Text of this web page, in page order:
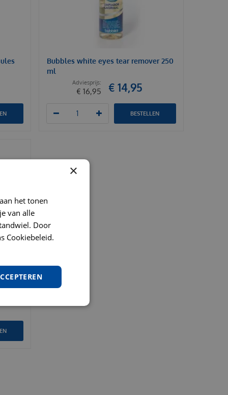
Bubbles white eyes tear remover 250
ml
€ 16,95 € 14,95
BESTELLEN
×
het tonen
van alle
Door
Cookiebeleid.